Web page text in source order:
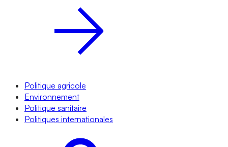
Politique agricole
Environnement
Politique sanitaire
Politiques internationales